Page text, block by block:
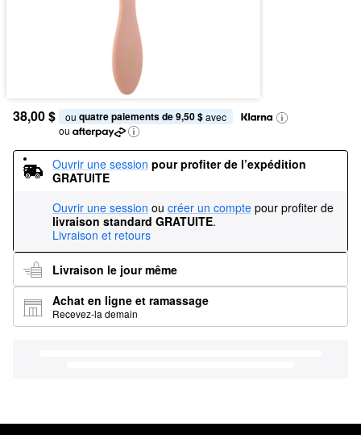
38,00 $ ou quatre paiements de 9,50 $ avec
ou
Ouvrir une session pour profiter de l’expédition
GRATUITE
Ouvrir une session ou créer un compte pour profiter de
livraison standard GRATUITE.
Livraison et retours
Livraison le jour même
Achat en ligne et ramassage
Recevez-la demain